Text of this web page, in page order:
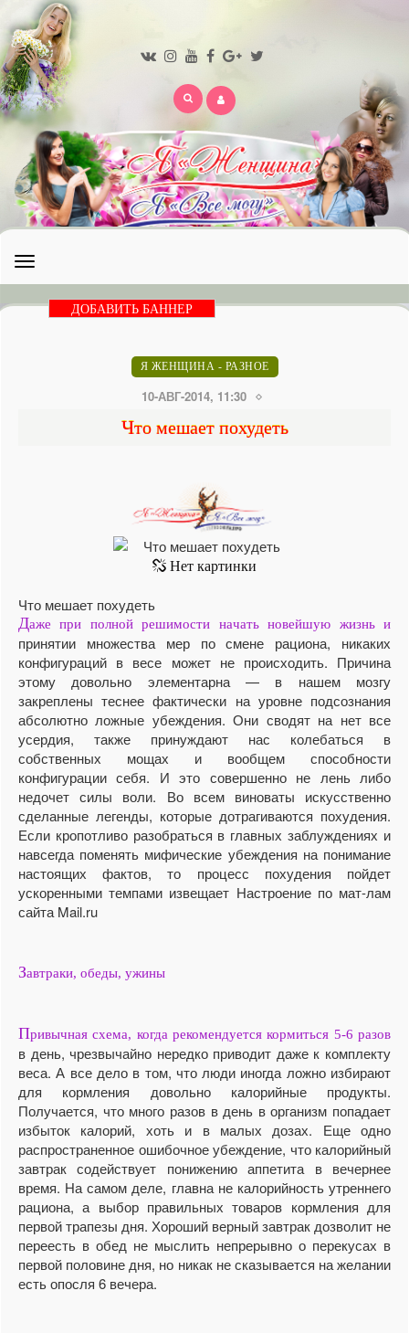
Открыть
меню
ДОБАВИТЬ БАННЕР
Я ЖЕНЩИНА - РАЗНОЕ
10-АВГ-2014, 11:30
Что мешает похудеть
Что мешает похудеть
Даже при полной решимости начать новейшую жизнь и
принятии множества мер по смене рациона, никаких
конфигураций в весе может не происходить. Причина
этому довольно элементарна — в нашем мозгу
закреплены теснее фактически на уровне подсознания
абсолютно ложные убеждения. Они сводят на нет все
усердия, также принуждают нас колебаться в
собственных мощах и вообщем способности
конфигурации себя. И это совершенно не лень либо
недочет силы воли. Во всем виноваты искусственно
сделанные легенды, которые дотрагиваются похудения.
Если кропотливо разобраться в главных заблуждениях и
навсегда поменять мифические убеждения на понимание
настоящих фактов, то процесс похудения пойдет
ускоренными темпами извещает Настроение по мат-лам
сайта Mail.ru
Завтраки, обеды, ужины
Привычная схема, когда рекомендуется кормиться 5-6 разов
в день, чрезвычайно нередко приводит даже к комплекту
веса. А все дело в том, что люди иногда ложно избирают
для кормления довольно калорийные продукты.
Получается, что много разов в день в организм попадает
избыток калорий, хоть и в малых дозах. Еще одно
распространенное ошибочное убеждение, что калорийный
завтрак содействует понижению аппетита в вечернее
время. На самом деле, главна не калорийность утреннего
рациона, а выбор правильных товаров кормления для
первой трапезы дня. Хороший верный завтрак дозволит не
переесть в обед не мыслить непрерывно о перекусах в
первой половине дня, но никак не сказывается на желании
есть опосля 6 вечера.